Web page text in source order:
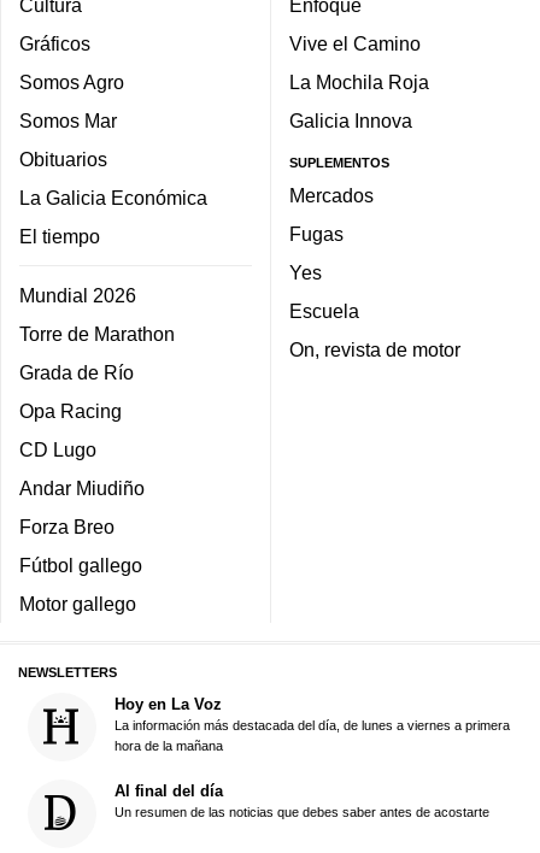
Cultura
Gráficos
Somos Agro
Somos Mar
Obituarios
La Galicia Económica
El tiempo
Mundial 2026
Torre de Marathon
Grada de Río
Opa Racing
CD Lugo
Andar Miudiño
Forza Breo
Fútbol gallego
Motor gallego
Enfoque
Vive el Camino
La Mochila Roja
Galicia Innova
SUPLEMENTOS
Mercados
Fugas
Yes
Escuela
On, revista de motor
NEWSLETTERS
Hoy en La Voz
La información más destacada del día, de lunes a viernes a primera
hora de la mañana
Al final del día
Un resumen de las noticias que debes saber antes de acostarte